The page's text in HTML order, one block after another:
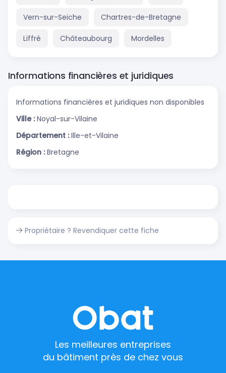
Vern-sur-Seiche Chartres-de-Bretagne
Liffré Châteaubourg Mordelles
Informations financières et juridiques
Informations financières et juridiques non disponibles
Ville : Noyal-sur-Vilaine
Département : Ille-et-Vilaine
Région : Bretagne
Propriétaire ? Revendiquer cette fiche
Les meilleures entreprises
du bâtiment près de chez vous